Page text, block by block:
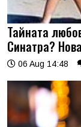
Тайната
Синатра?
06 Aug 14:48